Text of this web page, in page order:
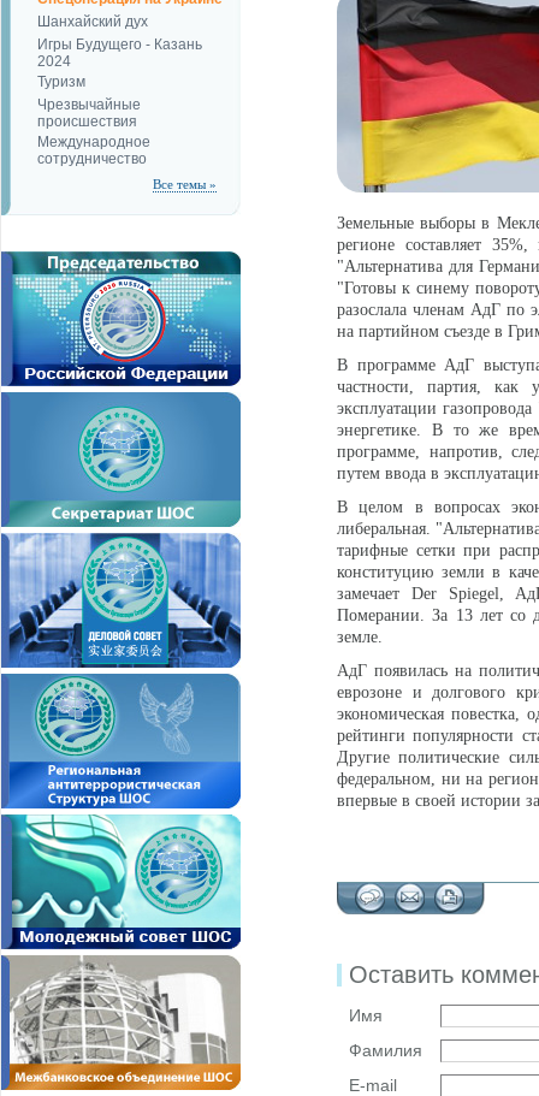
Шанхайский дух
Игры Будущего - Казань
2024
Туризм
Чрезвычайные
происшествия
Международное
сотрудничество
Все темы »
Земельные выборы в
регионе составляет
"Альтернатива для
"Готовы к синему
разослала членам АдГ по
на партийном съезде в
В программе АдГ
частности, партия, как
эксплуатации
энергетике. В то же
программе, напротив,
путем ввода в
В целом в вопросах
либеральная.
тарифные сетки при
конституцию земли в
замечает Der Spiegel,
Померании. За 13 лет со
земле.
АдГ появилась на
еврозоне и долгового
экономическая
рейтинги популярности
Другие политические
федеральном, ни на
впервые в своей истории
Оставить
Имя
Фамилия
E-mail